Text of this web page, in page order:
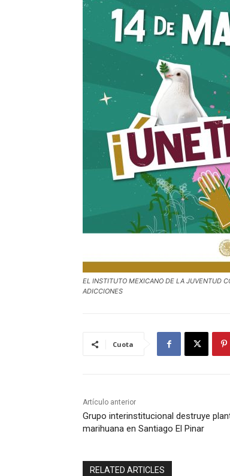
EL INSTITUTO MEXICANO DE LA JUVENTUD
ADICCIONES
Cuota
Artículo anterior
Grupo interinstitucional destruye
marihuana en Santiago El Pinar
RELATED ARTICLES